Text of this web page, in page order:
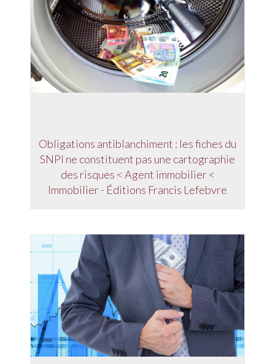
Obligations antiblanchiment : les fiches du
SNPI ne constituent pas une cartographie
des risques < Agent immobilier <
Immobilier - Éditions Francis Lefebvre